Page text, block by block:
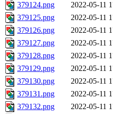
379124.png
2022-05-11
379125.png
2022-05-11
379126.png
2022-05-11
379127.png
2022-05-11
379128.png
2022-05-11
379129.png
2022-05-11
379130.png
2022-05-11
379131.png
2022-05-11
379132.png
2022-05-11